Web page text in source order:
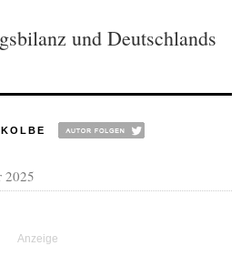
und Deutschlands
2025